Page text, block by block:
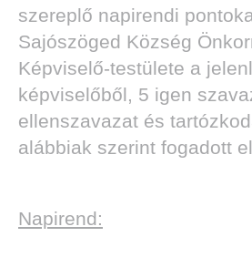
szereplő napirendi
Sajószöged Község
Képviselő-testülete a
képviselőből, 5 igen
ellenszavazat és
alábbiak szerint fogadott
Napirend: